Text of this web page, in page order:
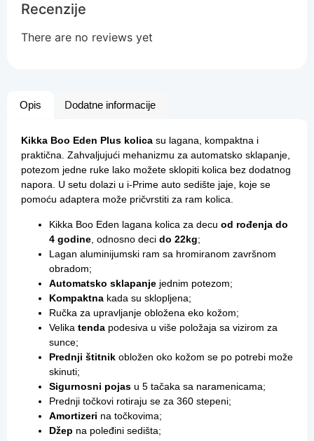
Opis Dodatne informacije
Kikka Boo Eden Plus kolica su lagana, kompaktna i
praktična. Zahvaljujući mehanizmu za automatsko sklapanje,
potezom jedne ruke lako možete sklopiti kolica bez dodatnog
napora. U setu dolazi u i-Prime auto sedište jaje, koje se
pomoću adaptera može pričvrstiti za ram kolica.
Kikka Boo Eden lagana kolica za decu od rođenja do
4 godine , odnosno deci do 22kg;
Lagan aluminijumski ram sa hromiranom završnom
obradom;
Automatsko sklapanje jednim potezom;
Kompaktna kada su sklopljena;
Ručka za upravljanje obložena eko kožom;
Velika tenda podesiva u više položaja sa vizirom za
sunce;
Prednji štitnik obložen oko kožom se po potrebi može
skinuti;
Sigurnosni pojas u 5 tačaka sa naramenicama;
Prednji točkovi rotiraju se za 360 stepeni;
Amortizeri na točkovima;
Džep na poleđini sedišta;
Recenzije
There are no reviews yet